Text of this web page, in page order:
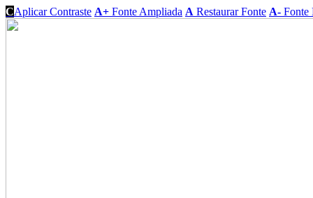
CAplicar Contraste A+ Fonte Ampliada A Restaurar Fonte A- Fonte